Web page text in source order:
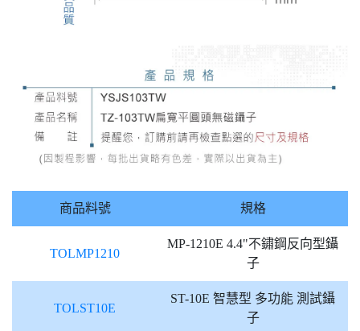
商品料號 規格
TOLMP1210
MP-1210E 4.4"不鏽鋼反向型鑷
子
TOLST10E
ST-10E 智慧型 多功能 測試鑷
子